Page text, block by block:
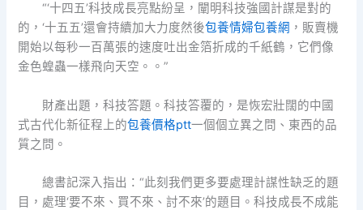
“‘十四五’科技成長亮點紛呈，闡明科技強國計謀是對的
的，‘十五五’還會持續加大力度然後包養情婦包養網 ，販賣機
開始以每秒一百萬張的速度吐出金箔折成的千紙鶴，它們像
金色蝗蟲一樣飛向天空。。”
財產出題，科技答題。科技答覆的，是恢宏壯闊的中國
式古代化新征程上的包養價格ptt一個個立異之問、東西的品
質之問。
總書記深入指出：“此刻我們更多要處理計謀性缺乏的題
目，處理‘要不來、買不來、討不來’的題目。科技成長不成能